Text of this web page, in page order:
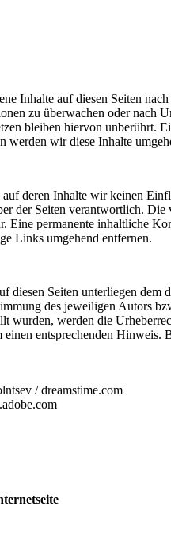
Inhalte auf diesen Seiten
zu überwachen oder
bleiben hiervon unberührt.
werden wir diese Inhalte
deren Inhalte wir keinen
der Seiten verantwortlich.
permanente inhaltliche
Links umgehend entfernen.
diesen Seiten unterliegen
des jeweiligen Autors
wurden, werden die
entsprechenden
/ dreamstime.com